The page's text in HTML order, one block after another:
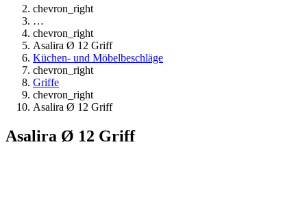
chevron_right
…
chevron_right
Asalira Ø 12 Griff
Küchen- und Möbelbeschläge
chevron_right
Griffe
chevron_right
Asalira Ø 12 Griff
Asalira Ø 12 Griff